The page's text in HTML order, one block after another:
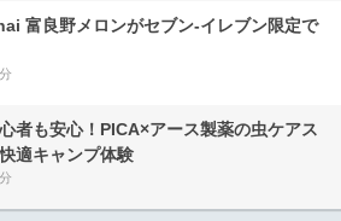
富良野メロンがセブン‐イレブン限定で
者も安心！PICA×アース製薬の虫ケアス
適キャンプ体験